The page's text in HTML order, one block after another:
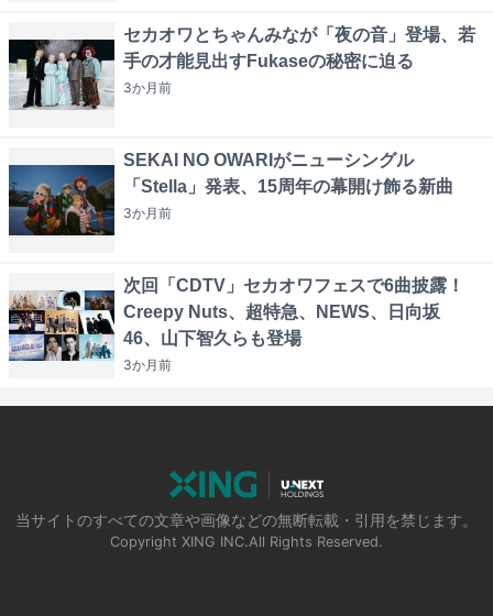
セカオワとちゃんみなが「夜の音」登場、若
手の才能見出すFukaseの秘密に迫る
3か月前
SEKAI NO OWARIがニューシングル
「Stella」発表、15周年の幕開け飾る新曲
3か月前
次回「CDTV」セカオワフェスで6曲披露！
Creepy Nuts、超特急、NEWS、日向坂
46、山下智久らも登場
3か月前
当サイトのすべての文章や画像などの無断転載・引用を禁じます。
Copyright XING INC.All Rights Reserved.